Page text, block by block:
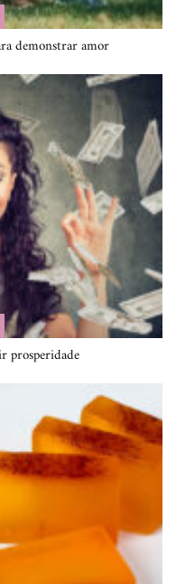
demonstrar amor
prosperidade